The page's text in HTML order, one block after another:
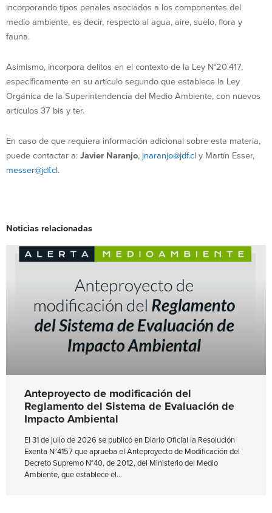
incorporando tipos penales asociados a los componentes del
medio ambiente, es decir, respecto al agua, aire, suelo, flora y
fauna.
Asimismo, incorpora delitos en el contexto de la Ley N°20.417,
específicamente en su artículo segundo que establece la Ley
Orgánica de la Superintendencia del Medio Ambiente, con nuevos
artículos 37 bis y ter.
En caso de que requiera información adicional sobre esta materia,
puede contactar a:Javier Naranjo, jnaranjo@jdf.cly Martín Esser,
messer@jdf.cl.
Noticias relacionadas
Anteproyecto de modificación del
Reglamento del Sistema de Evaluación de
Impacto Ambiental
El 31 de julio de 2026 se publicó en Diario Oficial la Resolución
Exenta N°4157 que aprueba el Anteproyecto de Modificación del
Decreto Supremo N°40, de 2012, del Ministerio del Medio
Ambiente, que establece el